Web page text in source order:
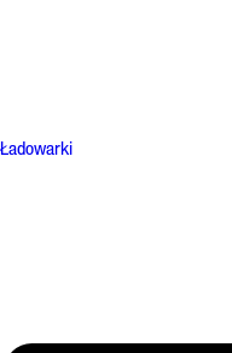
Ładowarki